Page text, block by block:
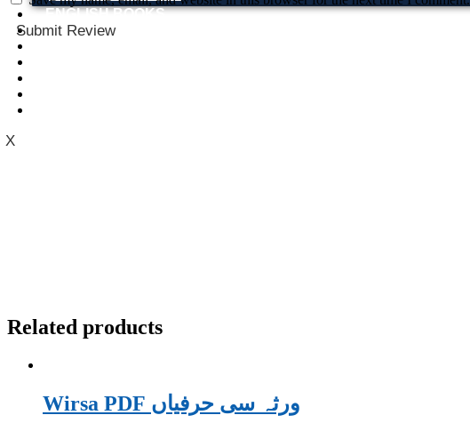
ENGLISH BOOKS
POTHWARI BOOKS
X
Submit Review
Related products
Wirsa PDF ورثہ سی حرفیاں